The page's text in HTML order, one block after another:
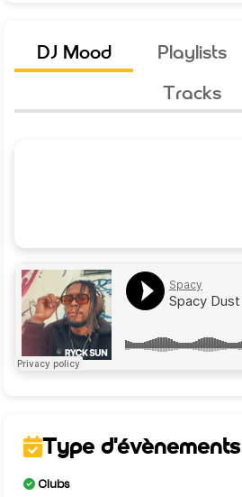
DJ Mood Playlists
Tracks
Type d'évènements
Clubs